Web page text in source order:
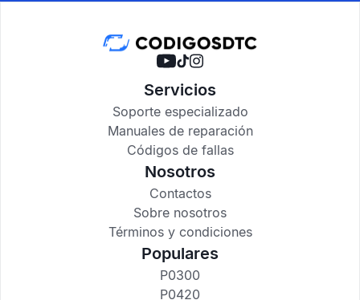
Servicios
Soporte especializado
Manuales de reparación
Códigos de fallas
Nosotros
Contactos
Sobre nosotros
Términos y condiciones
Populares
P0300
P0420